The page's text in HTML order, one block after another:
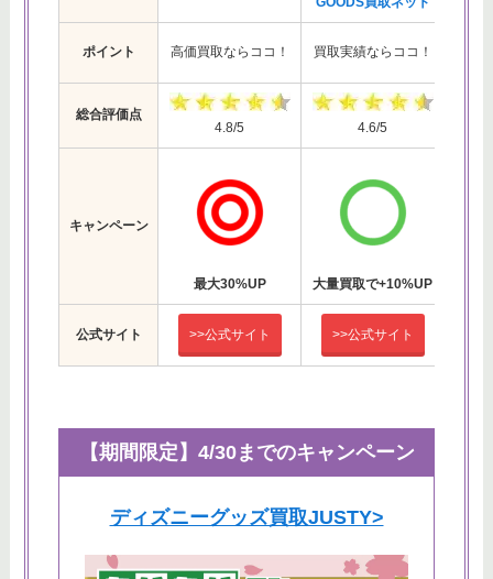
ポイント 高価買取ならココ！ 買取実績ならココ！
総合評価点
4.8/5
4.6/5
キャンペーン
最大30%UP 大量買取で+10%UP
公式サイト >>公式サイト >>公式サイト
【期間限定】4/30までのキャンペーン
ディズニーグッズ買取JUSTY>